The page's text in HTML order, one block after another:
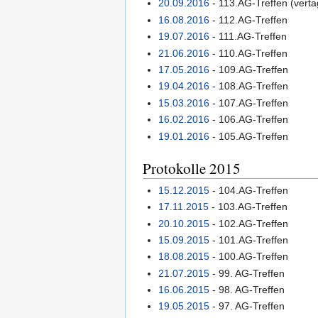
20.09.2016 - 113.AG-Treffen
16.08.2016 - 112.AG-Treffen
19.07.2016 - 111.AG-Treffen
21.06.2016 - 110.AG-Treffen
17.05.2016 - 109.AG-Treffen
19.04.2016 - 108.AG-Treffen
15.03.2016 - 107.AG-Treffen
16.02.2016 - 106.AG-Treffen
19.01.2016 - 105.AG-Treffen
Protokolle 2015
15.12.2015 - 104.AG-Treffen
17.11.2015 - 103.AG-Treffen
20.10.2015 - 102.AG-Treffen
15.09.2015 - 101.AG-Treffen
18.08.2015 - 100.AG-Treffen
21.07.2015 - 99. AG-Treffen
16.06.2015 - 98. AG-Treffen
19.05.2015 - 97. AG-Treffen